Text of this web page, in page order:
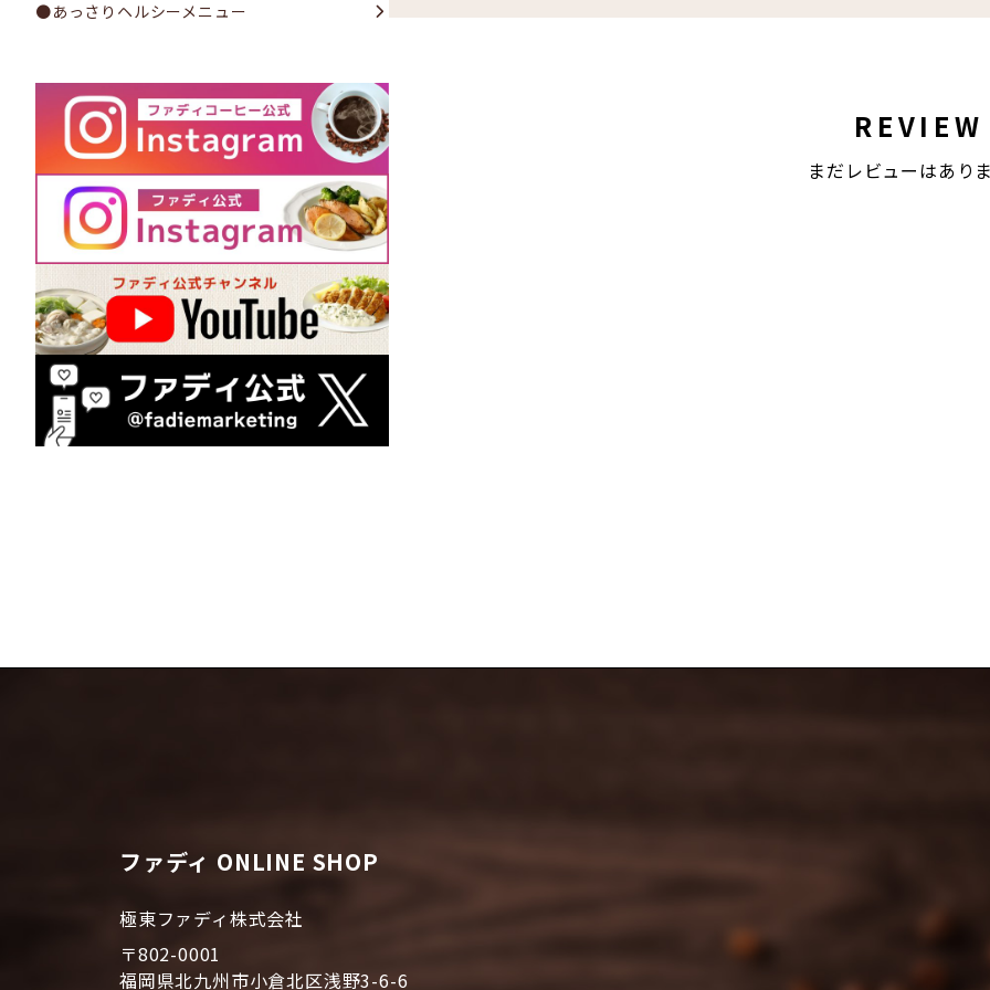
●あっさりヘルシーメニュー
REVIEW
まだレビューはあり
ファディ ONLINE SHOP
極東ファディ株式会社
〒802-0001
福岡県北九州市小倉北区浅野3-6-6